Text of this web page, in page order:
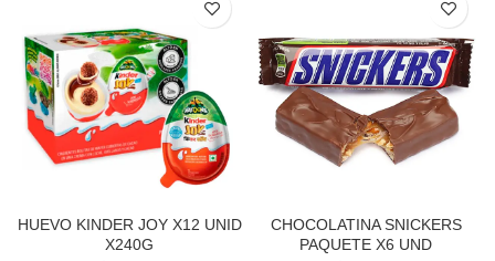
HUEVO KINDER JOY X12 UNID
X240G
CHOCOLATINA SNICKERS
PAQUETE X6 UND